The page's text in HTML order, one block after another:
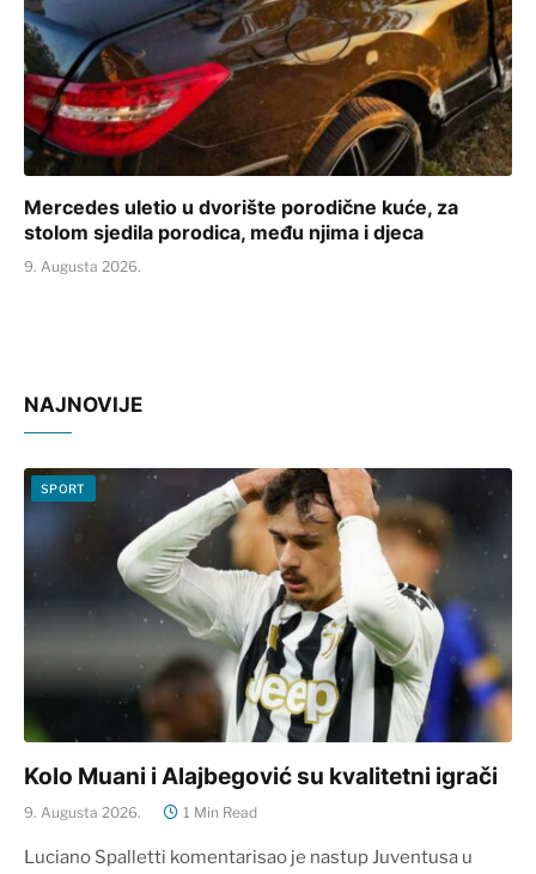
Mercedes uletio u dvorište porodične kuće, za
stolom sjedila porodica, među njima i djeca
9. Augusta 2026.
NAJNOVIJE
SPORT
Kolo Muani i Alajbegović su kvalitetni igrači
9. Augusta 2026. 1 Min Read
Luciano Spalletti komentarisao je nastup Juventusa u